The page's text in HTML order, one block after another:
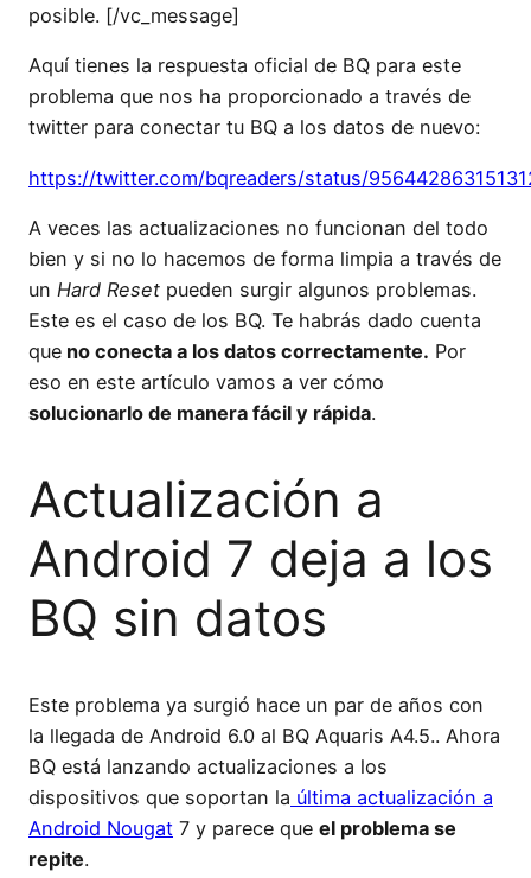
posible. [/vc_message]
Aquí tienes la respuesta oficial de BQ para este
problema que nos ha proporcionado a través de
twitter para conectar tu BQ a los datos de nuevo:
https://twitter.com/bqreaders/status/
A veces las actualizaciones no funcionan del todo
bien y si no lo hacemos de forma limpia a través de
un Hard Reset pueden surgir algunos problemas.
Este es el caso de los BQ. Te habrás dado cuenta
que no conecta a los datos correctamente. Por
eso en este artículo vamos a ver cómo
solucionarlo de manera fácil y rápida.
Actualización a
Android 7 deja a los
BQ sin datos
Este problema ya surgió hace un par de años con
la llegada de Android 6.0 al BQ Aquaris A4.5.. Ahora
BQ está lanzando actualizaciones a los
dispositivos que soportan la última actualización a
Android Nougat 7 y parece que el problema se
repite.